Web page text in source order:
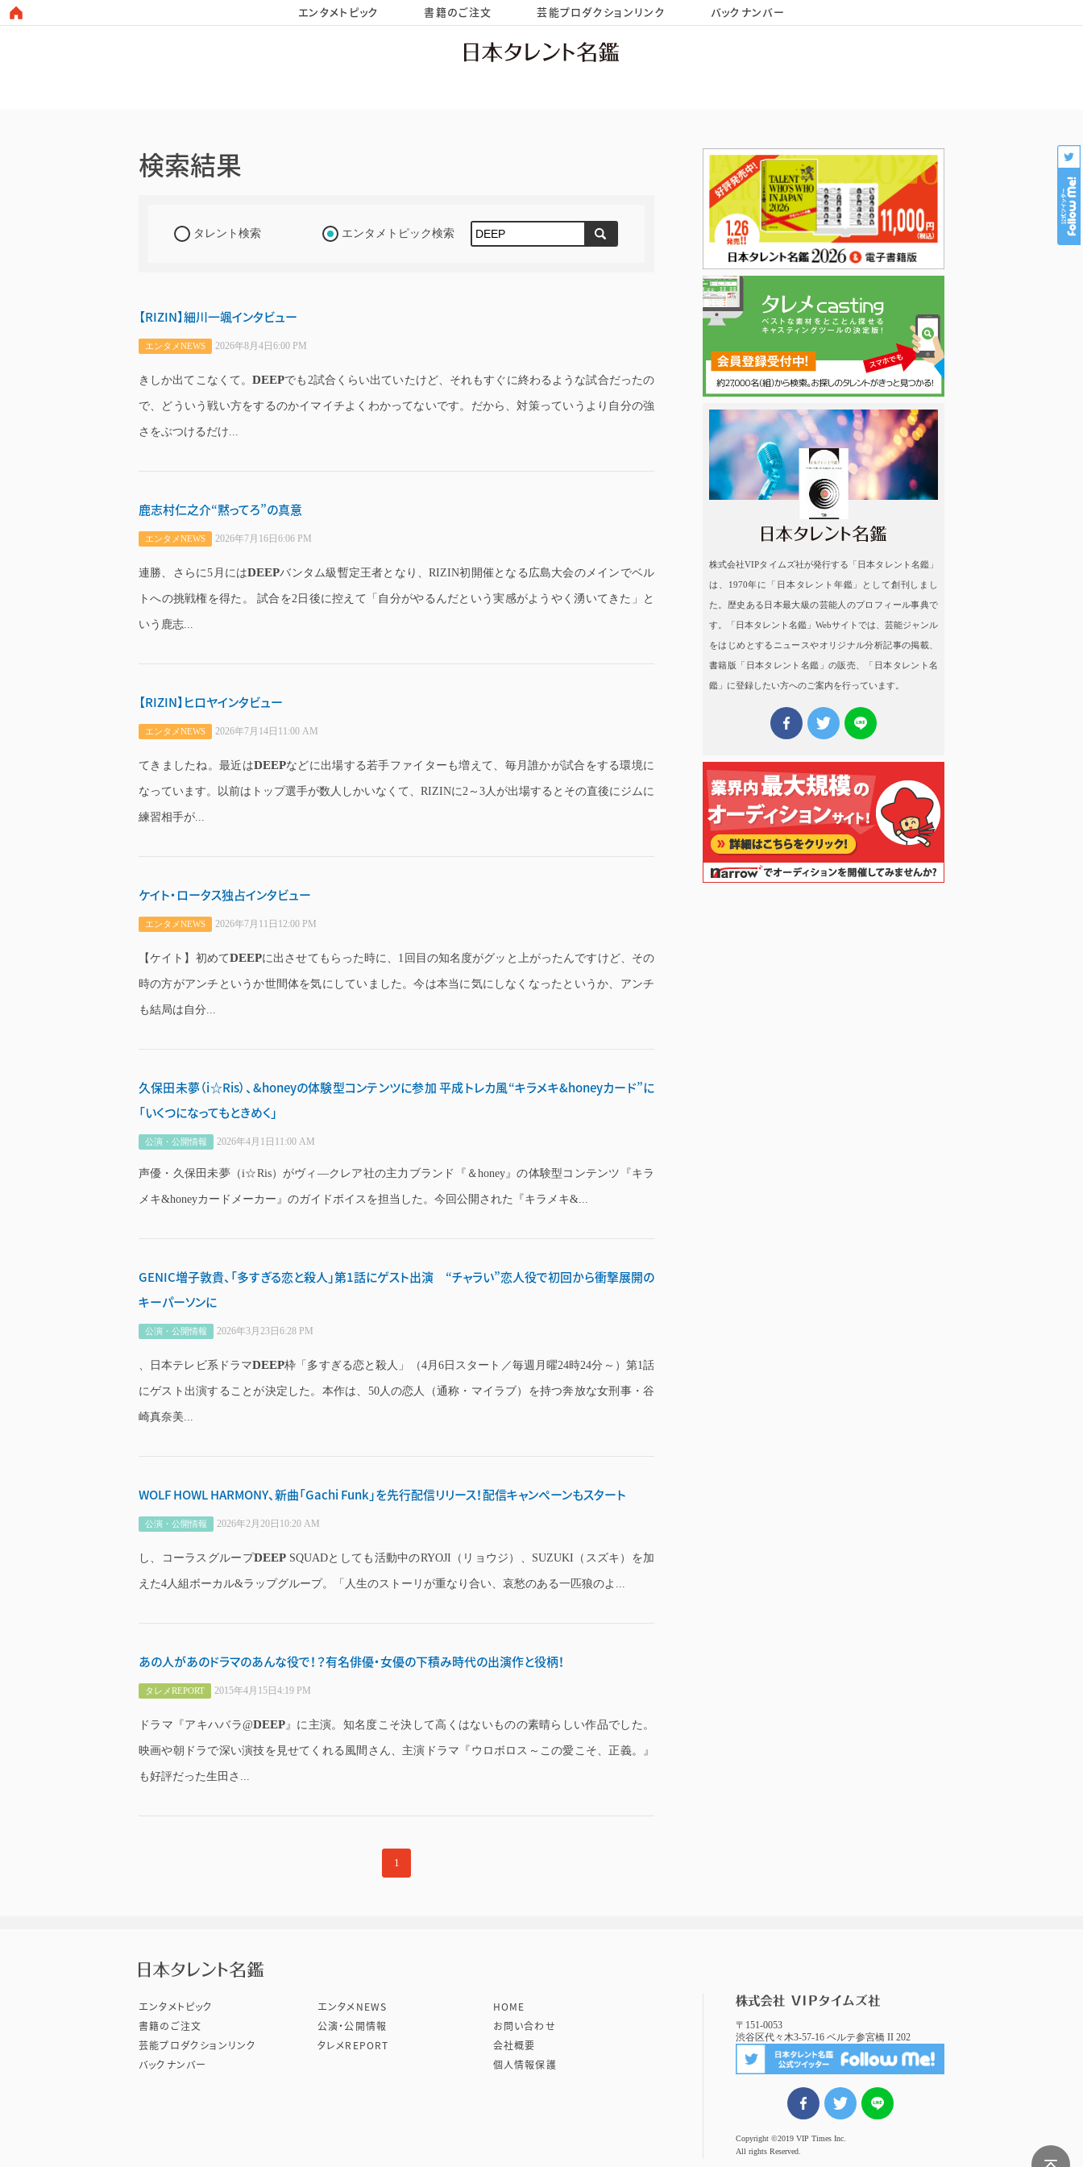
HOME お問い合わせ 会社概要 個人情報保護
エンタメトピック 書籍のご注文 芸能プロダクションリンク バックナンバー
検索結果
タレント検索 エンタメトピック検索
【RIZIN】細川一颯インタビュー
エンタメNEWS 2026年8月4日6:00 PM
きしか出てこなくて。DEEPでも2試合くらい出ていたけど、それもすぐに終わるような試合だったの
で、どういう戦い方をするのかイマイチよくわかってないです。だから、対策っていうより自分の強
さをぶつけるだけ...
鹿志村仁之介“黙ってろ”の真意
エンタメNEWS 2026年7月16日6:06 PM
連勝、さらに5月にはDEEPバンタム級暫定王者となり、RIZIN初開催となる広島大会のメインでベル
トへの挑戦権を得た。 試合を2日後に控えて「自分がやるんだという実感がようやく湧いてきた」と
いう鹿志...
【RIZIN】ヒロヤインタビュー
エンタメNEWS 2026年7月14日11:00 AM
てきましたね。最近はDEEPなどに出場する若手ファイターも増えて、毎月誰かが試合をする環境に
なっています。以前はトップ選手が数人しかいなくて、RIZINに2～3人が出場するとその直後にジムに
練習相手が...
ケイト・ロータス独占インタビュー
エンタメNEWS 2026年7月11日12:00 PM
【ケイト】初めてDEEPに出させてもらった時に、1回目の知名度がグッと上がったんですけど、その
時の方がアンチというか世間体を気にしていました。今は本当に気にしなくなったというか、アンチ
も結局は自分...
久保田未夢（i☆Ris）、&honeyの体験型コンテンツに参加 平成トレカ風“キラメキ&honeyカード”に
「いくつになってもときめく」
公演・公開情報 2026年4月1日11:00 AM
声優・久保田未夢（i☆Ris）がヴィ―クレア社の主力ブランド『＆honey』の体験型コンテンツ『キラ
メキ&honeyカードメーカー』のガイドボイスを担当した。今回公開された『キラメキ&...
GENIC増子敦貴、「多すぎる恋と殺人」第1話にゲスト出演 “チャラい”恋人役で初回から衝撃展開の
キーパーソンに
公演・公開情報 2026年3月23日6:28 PM
、日本テレビ系ドラマDEEP枠「多すぎる恋と殺人」（4月6日スタート／毎週月曜24時24分～）第1話
にゲスト出演することが決定した。本作は、50人の恋人（通称・マイラブ）を持つ奔放な女刑事・谷
崎真奈美...
WOLF HOWL HARMONY、新曲「Gachi Funk」を先行配信リリース！配信キャンペーンもスタート
公演・公開情報 2026年2月20日10:20 AM
し、コーラスグループDEEPSQUADとしても活動中のRYOJI（リョウジ）、SUZUKI（スズキ）を加
えた4人組ボーカル&ラップグループ。「人生のストーリが重なり合い、哀愁のある一匹狼のよ...
あの人があのドラマのあんな役で！？有名俳優・女優の下積み時代の出演作と役柄！
タレメREPORT 2015年4月15日4:19 PM
ドラマ『アキハバラ@DEEP』に主演。知名度こそ決して高くはないものの素晴らしい作品でした。
映画や朝ドラで深い演技を見せてくれる風間さん、主演ドラマ『ウロボロス～この愛こそ、正義。』
も好評だった生田さ...
1
日本タレント名鑑
株式会社VIPタイムズ社が発行する「日本タレント名鑑」
は、1970年に「日本タレント年鑑」として創刊しまし
た。歴史ある日本最大級の芸能人のプロフィール事典で
す。「日本タレント名鑑」Webサイトでは、芸能ジャンル
をはじめとするニュースやオリジナル分析記事の掲載、
書籍版「日本タレント名鑑」の販売、「日本タレント名
鑑」に登録したい方へのご案内を行っています。
エンタメトピック
書籍のご注文
芸能プロダクションリンク
バックナンバー
エンタメNEWS
公演・公開情報
タレメREPORT
HOME
お問い合わせ
会社概要
個人情報保護
株式会社 VIPタイムズ社
〒151-0053
渋谷区代々木3-57-16 ベルテ参宮橋 II 202
FBでシェアツイート
Copyright ©2019 VIP Times Inc.
All rights Reserved.